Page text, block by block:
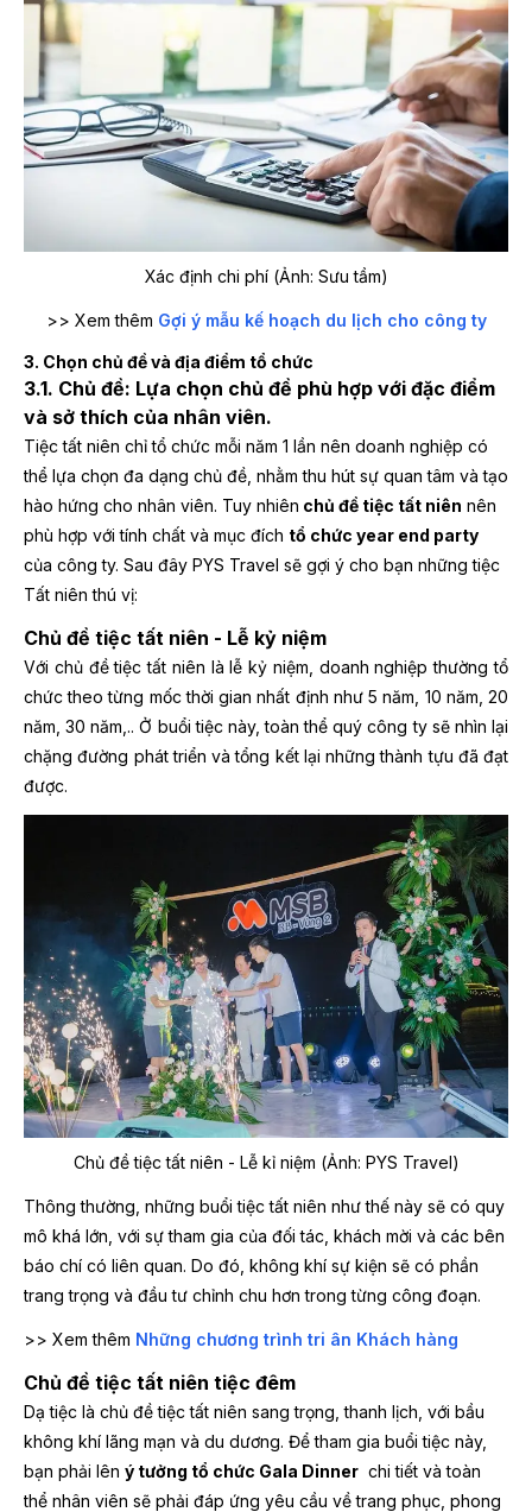
Xác định chi phí (Ảnh: Sưu tầm)
>> Xem thêm Gợi ý mẫu kế hoạch du lịch cho công ty
3. Chọn chủ đề và địa điểm tổ chức
3.1. Chủ đề: Lựa chọn chủ đề phù hợp với đặc điểm
và sở thích của nhân viên.
Tiệc tất niên chỉ tổ chức mỗi năm 1 lần nên doanh nghiệp có
thể lựa chọn đa dạng chủ đề, nhằm thu hút sự quan tâm và tạo
hào hứng cho nhân viên. Tuy nhiên chủ đề tiệc tất niên nên
phù hợp với tính chất và mục đích tổ chức year end party
của công ty. Sau đây PYS Travel sẽ gợi ý cho bạn những tiệc
Tất niên thú vị:
Chủ đề tiệc tất niên - Lễ kỷ niệm
Với chủ đề tiệc tất niên là lễ kỷ niệm, doanh nghiệp thường tổ
chức theo từng mốc thời gian nhất định như 5 năm, 10 năm, 20
năm, 30 năm,.. Ở buổi tiệc này, toàn thể quý công ty sẽ nhìn lại
chặng đường phát triển và tổng kết lại những thành tựu đã đạt
được.
Chủ đề tiệc tất niên - Lễ kỉ niệm (Ảnh: PYS Travel)
Thông thường, những buổi tiệc tất niên như thế này sẽ có quy
mô khá lớn, với sự tham gia của đối tác, khách mời và các bên
báo chí có liên quan. Do đó, không khí sự kiện sẽ có phần
trang trọng và đầu tư chỉnh chu hơn trong từng công đoạn.
>> Xem thêm Những chương trình tri ân Khách hàng
Chủ đề tiệc tất niên tiệc đêm
Dạ tiệc là chủ đề tiệc tất niên sang trọng, thanh lịch, với bầu
không khí lãng mạn và du dương. Để tham gia buổi tiệc này,
bạn phải lên ý tưởng tổ chức Gala Dinner chi tiết và toàn
thể nhân viên sẽ phải đáp ứng yêu cầu về trang phục, phong